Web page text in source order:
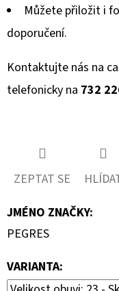
Můžete přiložit i
doporučení.
Kontaktujte nás na
telefonicky na 732
ZEPTAT SE
JMÉNO ZNAČKY:
PEGRES
VARIANTA: